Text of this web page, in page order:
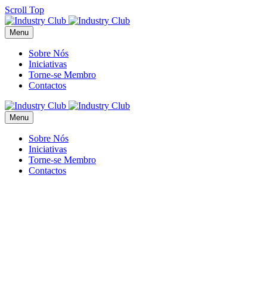
Scroll Top
Menu
Sobre Nós
Iniciativas
Torne-se Membro
Contactos
Menu
Sobre Nós
Iniciativas
Torne-se Membro
Contactos